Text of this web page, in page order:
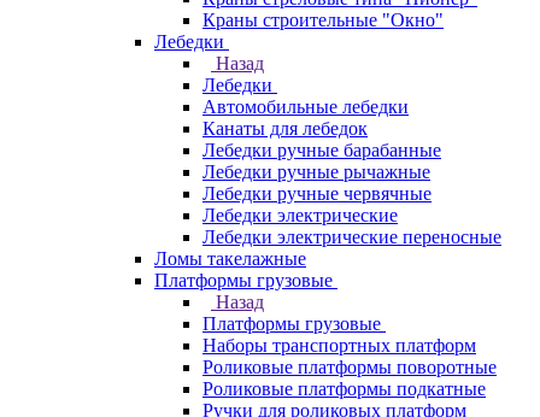
Краны строительные "Окно"
Лебедки
Назад
Лебедки
Автомобильные лебедки
Канаты для лебедок
Лебедки ручные барабанные
Лебедки ручные рычажные
Лебедки ручные червячные
Лебедки электрические
Лебедки электрические переносные
Ломы такелажные
Платформы грузовые
Назад
Платформы грузовые
Наборы транспортных платформ
Роликовые платформы поворотные
Роликовые платформы подкатные
Ручки для роликовых платформ